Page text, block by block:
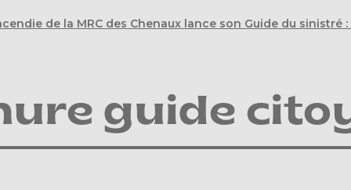
de la MRC des Chenaux lance son Guide du sinistré
guide